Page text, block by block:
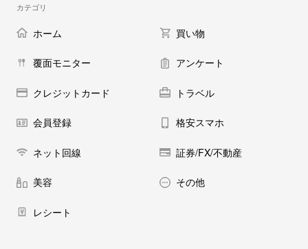
カテゴリ
ホーム 買い物
覆面モニター アンケート
クレジットカード トラベル
会員登録 格安スマホ
ネット回線 証券/FX/不動産
美容 その他
レシート